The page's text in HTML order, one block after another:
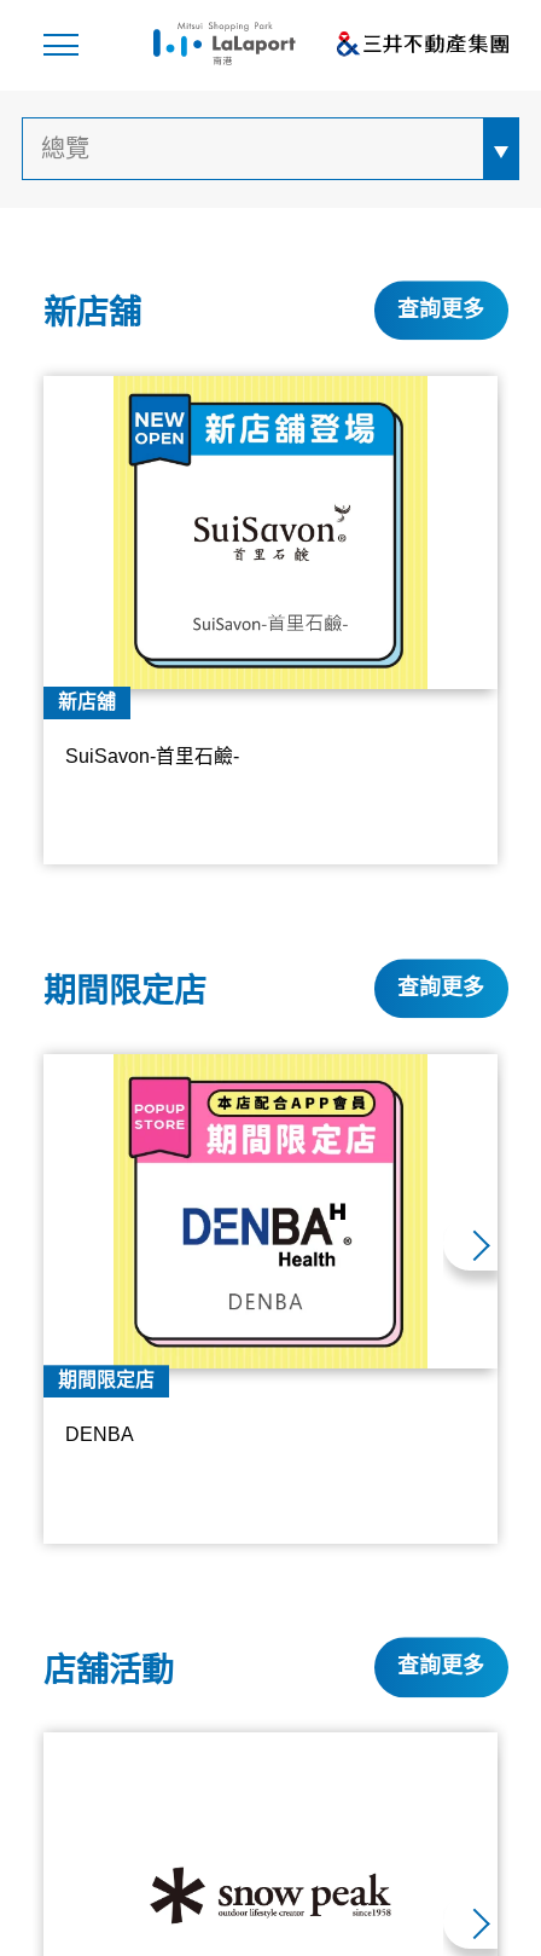
新店舖 查詢更多
新店舖
SuiSavon-首里石鹼-
期間限定店 查詢更多
期間限定店
DENBA
店舖活動 查詢更多